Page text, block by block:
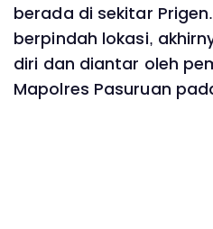
berada di sekitar
berpindah lokasi,
diri dan diantar oleh
Mapolres Pasuruan